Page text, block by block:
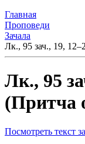
Главная
Проповеди
Зачала
Лк., 95 зач., 19,
Лк., 95
(Притча
Посмотреть текст